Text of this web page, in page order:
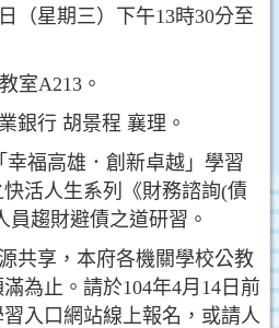
（星期三）下午13時30分至
室A213。
銀行 胡景程 襄理。
幸福高雄．創新卓越」學習
活人生系列《財務諮詢(債
趨財避債之道研習。
共享，本府各機關學校公教
為止。請於104年4月14日前
入口網站線上報名，或請人